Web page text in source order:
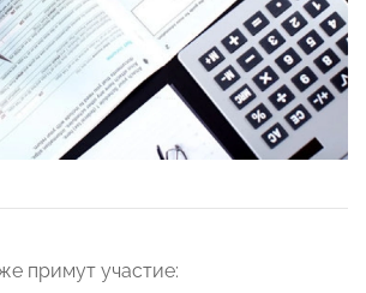
примут участие: